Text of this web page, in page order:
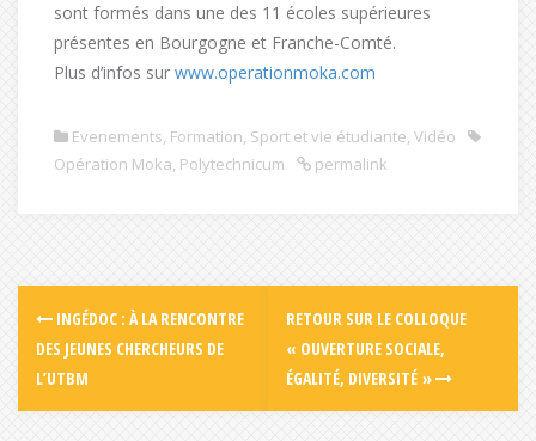
sont formés dans une des 11 écoles supérieures
présentes en Bourgogne et Franche-Comté.
Plus d’infos sur www.operationmoka.com
Evenements, Formation, Sport et vie étudiante, Vidéo
Opération Moka, Polytechnicum permalink
INGÉDOC : À LA RENCONTRE
DES JEUNES CHERCHEURS DE
L’UTBM
RETOUR SUR LE COLLOQUE
« OUVERTURE SOCIALE,
ÉGALITÉ, DIVERSITÉ »